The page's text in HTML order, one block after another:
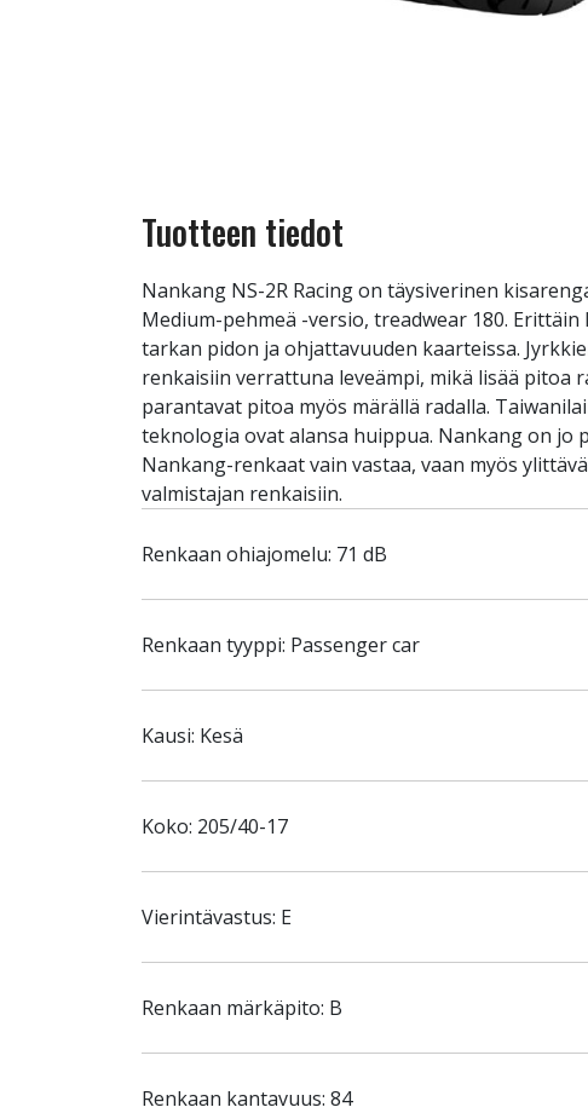
Tuotteen tiedot
Nankang NS-2R Racing on täysiverinen
Medium-pehmeä -versio, treadwear 180.
tarkan pidon ja ohjattavuuden kaarteissa.
renkaisiin verrattuna leveämpi, mikä lisää pitoa
parantavat pitoa myös märällä radalla.
teknologia ovat alansa huippua. Nankang on
Nankang-renkaat vain vastaa, vaan myös
valmistajan renkaisiin.
Renkaan ohiajomelu: 71 dB
Renkaan tyyppi: Passenger car
Kausi: Kesä
Koko: 205/40-17
Vierintävastus: E
Renkaan märkäpito: B
Renkaan kantavuus: 84